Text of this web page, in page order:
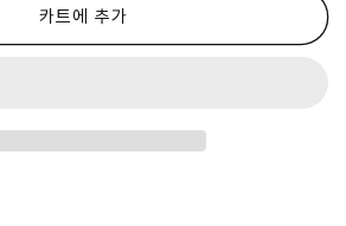
카트에 추가